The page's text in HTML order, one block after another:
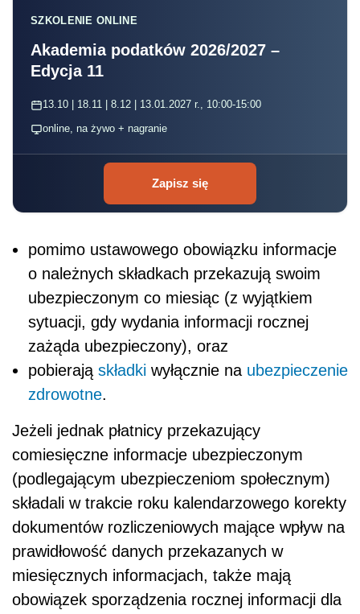
SZKOLENIE ONLINE
Akademia podatków 2026/2027 –
Edycja 11
13.10 | 18.11 | 8.12 | 13.01.2027 r., 10:00-15:00
online, na żywo + nagranie
Zapisz się
pomimo ustawowego obowiązku informacje
o należnych składkach przekazują swoim
ubezpieczonym co miesiąc (z wyjątkiem
sytuacji, gdy wydania informacji rocznej
zażąda ubezpieczony), oraz
pobierają składki wyłącznie na ubezpieczenie
zdrowotne.
Jeżeli jednak płatnicy przekazujący
comiesięczne informacje ubezpieczonym
(podlegającym ubezpieczeniom społecznym)
składali w trakcie roku kalendarzowego korekty
dokumentów rozliczeniowych mające wpływ na
prawidłowość danych przekazanych w
miesięcznych informacjach, także mają
obowiązek sporządzenia rocznej informacji dla